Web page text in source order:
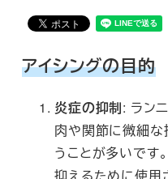
アイシングの目的
炎症の抑制: ラン
肉や関節に微細な
うことが多いです